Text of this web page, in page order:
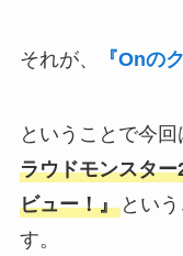
それが、 『Onの
ということで今回
ラウドモンスタ
ビュー！』とい
す。